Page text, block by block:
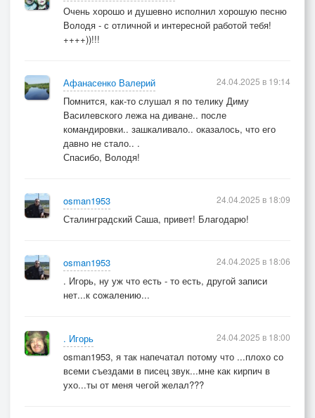
Очень хорошо и душевно исполнил хорошую песню
Володя - с отличной и интересной работой тебя!
++++))!!!
Афанасенко Валерий
Помнится, как-то слушал я по телику Диму
Василевского лежа на диване.. после
командировки.. зашкаливало.. оказалось, что его
давно не стало.. .
Спасибо, Володя!
24.04.2025 в 19:14
osman1953
Сталинградский Саша, привет! Благодарю!
24.04.2025 в 18:09
osman1953
. Игорь, ну уж что есть - то есть, другой записи
нет...к сожалению...
24.04.2025 в 18:06
. Игорь
osman1953, я так напечатал потому что ...плохо со
всеми съездами в писец звук...мне как кирпич в
ухо...ты от меня чегой желал???
24.04.2025 в 18:00